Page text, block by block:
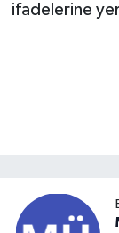
ifadelerine